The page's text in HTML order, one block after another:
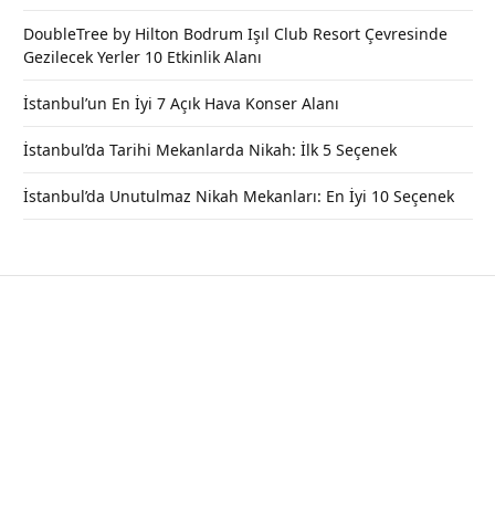
DoubleTree by Hilton Bodrum Işıl Club Resort Çevresinde
Gezilecek Yerler 10 Etkinlik Alanı
İstanbul’un En İyi 7 Açık Hava Konser Alanı
İstanbul’da Tarihi Mekanlarda Nikah: İlk 5 Seçenek
İstanbul’da Unutulmaz Nikah Mekanları: En İyi 10 Seçenek